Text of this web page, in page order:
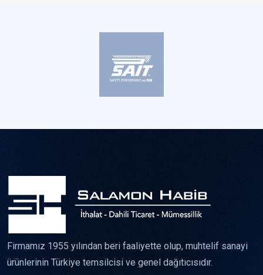
Firmamız 1955 yılından beri faaliyette olup, muhtelif sanayi
ürünlerinin Türkiye temsilcisi ve genel dağıtıcısıdır.